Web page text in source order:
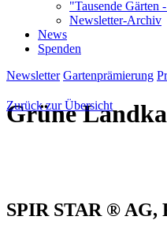
"Tausende Gärten
Newsletter-Archiv
News
Spenden
Newsletter Gartenprämierung
Grüne
Zurück zur Übersicht
SPIR STAR ® AG,